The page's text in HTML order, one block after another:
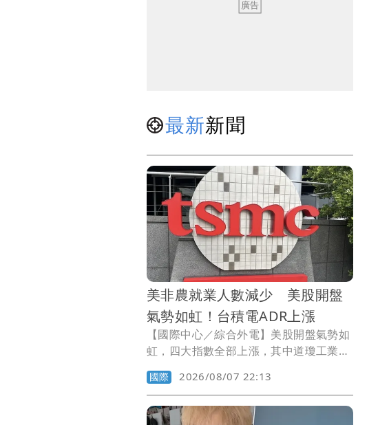
最新新聞
美非農就業人數減少 美股開盤
氣勢如虹！台積電ADR上漲
【國際中心／綜合外電】美股開盤氣勢如
虹，四大指數全部上漲，其中道瓊工業指
數上漲123.93點、標普500指數上漲
29.72點、那斯達克指數上漲225.08點、
費城半導體指數上漲315.88點。在個股方
面，台積電ADR上漲3.07元或0.73％。
國際 2026/08/07 22:13